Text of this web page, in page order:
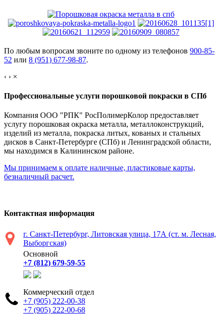
По любым вопросам звоните по одному из телефонов 900-85-
52 или 8 (951) 677-98-87.
‹ › ×
Профессиональные услуги порошковой покраски в СПб
Компания ООО "РПК" РосПолимерКолор предоставляет
услугу порошковая окраска металла, металлоконструкций,
изделий из металла, покраска литых, кованых и стальных
дисков в Санкт-Петербурге (СПб) и Ленинградской области,
мы находимся в Калининском районе.
Мы принимаем к оплате наличные, пластиковые карты,
безналичный расчет.
Контактная информация
г. Санкт-Петербург, Литовская улица, 17А (ст. м. Лесная,
Выборгская)
Основной
+7 (812) 679-59-55
Коммерческий отдел
+7 (905) 222-00-38
+7 (905) 222-00-68